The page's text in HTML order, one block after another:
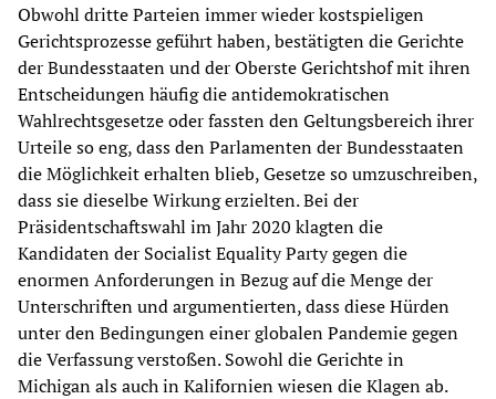
Obwohl dritte Parteien immer wieder kostspieligen
Gerichtsprozesse geführt haben, bestätigten die Gerichte
der Bundesstaaten und der Oberste Gerichtshof mit ihren
Entscheidungen häufig die antidemokratischen
Wahlrechtsgesetze oder fassten den Geltungsbereich ihrer
Urteile so eng, dass den Parlamenten der Bundesstaaten
die Möglichkeit erhalten blieb, Gesetze so umzuschreiben,
dass sie dieselbe Wirkung erzielten. Bei der
Präsidentschaftswahl im Jahr 2020 klagten die
Kandidaten der Socialist Equality Party gegen die
enormen Anforderungen in Bezug auf die Menge der
Unterschriften und argumentierten, dass diese Hürden
unter den Bedingungen einer globalen Pandemie gegen
die Verfassung verstoßen. Sowohl die Gerichte in
Michigan als auch in Kalifornien wiesen die Klagen ab.